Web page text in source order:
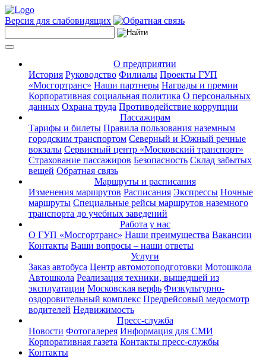
Версия для слабовидящих
О предприятии
История Руководство Филиалы Проекты ГУП
«Мосгортранс» Наши партнеры Награды и премии
Корпоративная социальная политика О персональных
данных Охрана труда Противодействие коррупции
Пассажирам
Тарифы и билеты Правила пользования наземным
городским транспортом Северный и Южный речные
вокзалы Сервисный центр «Московский транспорт»
Страхование пассажиров Безопасность Склад забытых
вещей Обратная связь
Маршруты и расписания
Изменения маршрутов Расписания Экспрессы Ночные
маршруты Специальные рейсы маршрутов наземного
транспорта до учебных заведений
Работа у нас
О ГУП «Мосгортранс» Наши преимущества Вакансии
Контакты Ваши вопросы – наши ответы
Услуги
Заказ автобуса Центр автомотоподготовки Мотошкола
Автошкола Реализация техники, вышедшей из
эксплуатации Московская верфь Физкультурно-
оздоровительный комплекс Предрейсовый медосмотр
водителей Недвижимость
Пресс-служба
Новости Фотогалерея Информация для СМИ
Корпоративная газета Контакты пресс-службы
Контакты